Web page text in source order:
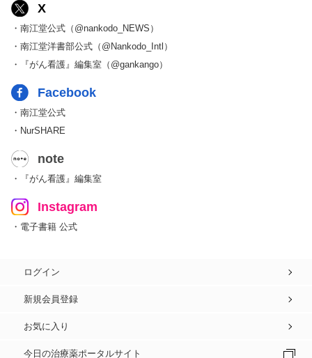
X
・南江堂公式（@nankodo_NEWS）
・南江堂洋書部公式（@Nankodo_Intl）
・『がん看護』編集室（@gankango）
Facebook
・南江堂公式
・NurSHARE
note
・『がん看護』編集室
Instagram
・電子書籍 公式
ログイン
新規会員登録
お気に入り
今日の治療薬ポータルサイト